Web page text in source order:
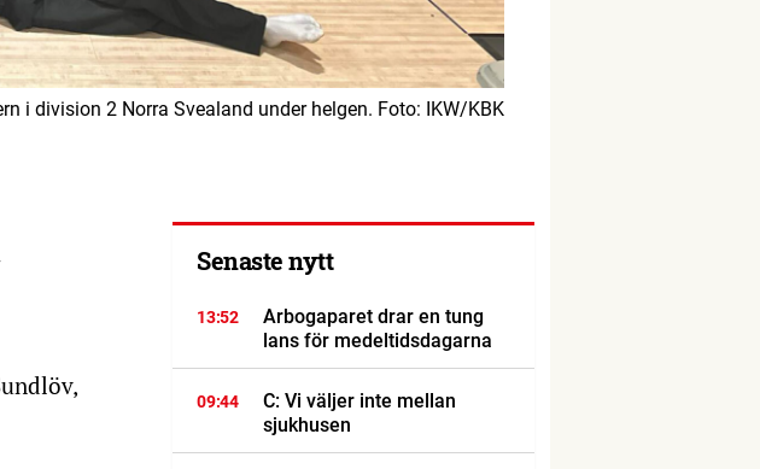
i division 2 Norra Svealand under helgen. Foto: IKW/KBK
Senaste nytt
13:52
Arbogaparet drar en tung
lans för medeltidsdagarna
09:44
C: Vi väljer inte mellan
sjukhusen